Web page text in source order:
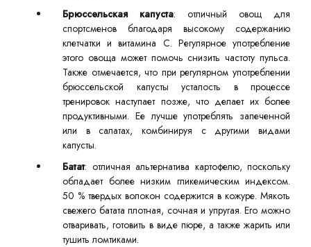
Брюссельская капуста: отличный овощ для
спортсменов благодаря высокому содержанию
клетчатки и витамина C. Регулярное употребление
этого овоща может помочь снизить частоту пульса.
Также отмечается, что при регулярном употреблении
брюссельской капусты усталость в процессе
тренировок наступает позже, что делает их более
продуктивными. Ее лучше употреблять запеченной
или в салатах, комбинируя с другими видами
капусты.
Батат: отличная альтернатива картофелю, поскольку
обладает более низким гликемическим индексом.
50 % твердых волокон содержится в кожуре. Мякоть
свежего батата плотная, сочная и упругая. Его можно
отваривать, готовить в виде пюре, а также жарить или
тушить ломтиками.